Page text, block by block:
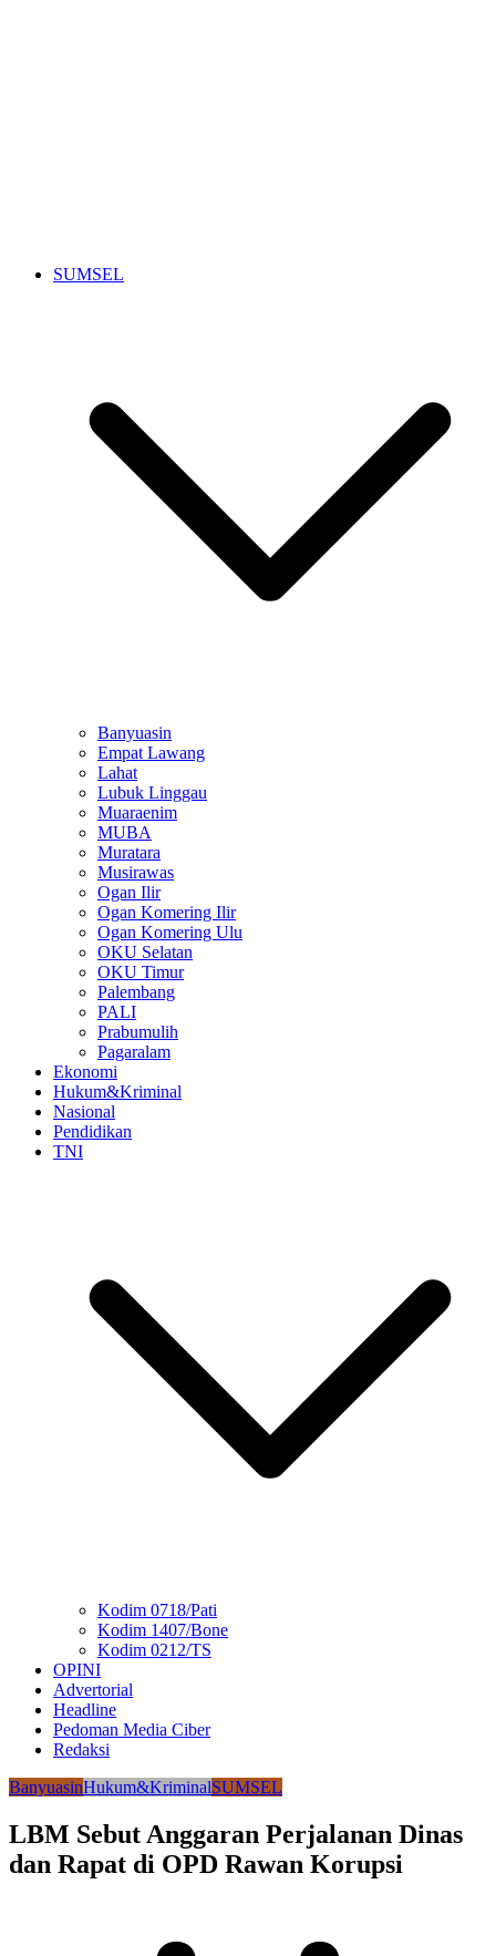
SUMSEL
Banyuasin
Empat Lawang
Lahat
Lubuk Linggau
Muaraenim
MUBA
Muratara
Musirawas
Ogan Ilir
Ogan Komering Ilir
Ogan Komering Ulu
OKU Selatan
OKU Timur
Palembang
PALI
Prabumulih
Pagaralam
Ekonomi
Hukum&Kriminal
Nasional
Pendidikan
TNI
Kodim 0718/Pati
Kodim 1407/Bone
Kodim 0212/TS
OPINI
Advertorial
Headline
Pedoman Media Ciber
Redaksi
BanyuasinHukum&KriminalSUMSEL
LBM Sebut Anggaran Perjalanan Dinas
dan Rapat di OPD Rawan Korupsi